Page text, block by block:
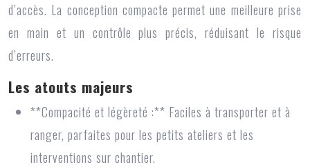
d’accès. La conception compacte permet une meilleure prise
en main et un contrôle plus précis, réduisant le risque
d’erreurs.
Les atouts majeurs
**Compacité et légèreté :** Faciles à transporter et à
ranger, parfaites pour les petits ateliers et les
interventions sur chantier.